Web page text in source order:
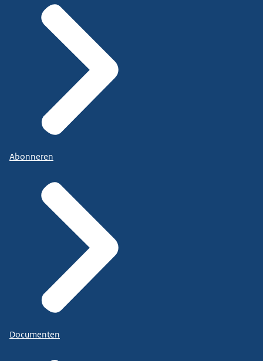
Abonneren
Documenten